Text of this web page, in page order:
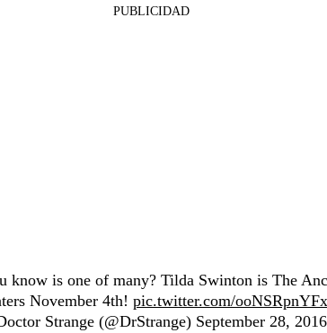
PUBLICIDAD
is one of many? Tilda Swinton is The
November 4th! pic.twitter.com/ooNSRpnYFx
Strange (@DrStrange) September 28, 2016